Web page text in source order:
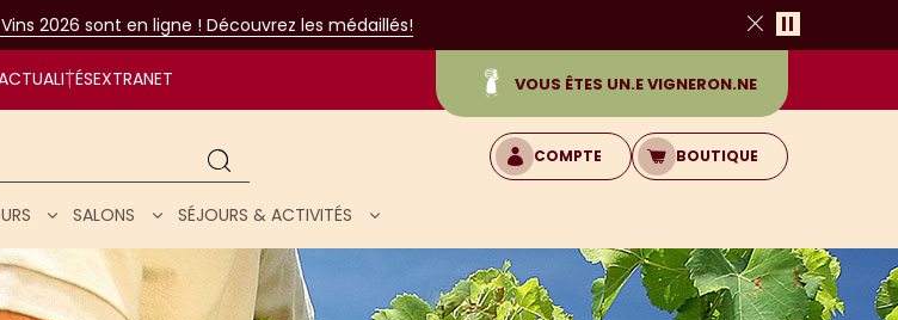
2026 sont en ligne ! Découvrez les médaillés!
Fermer
EXTRANET VOUS ÊTES UN.E VIGNERON.NE
Chercher
COMPTE BOUTIQUE
SALONS SÉJOURS & ACTIVITÉS